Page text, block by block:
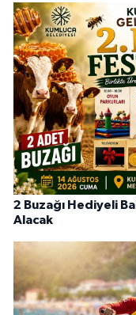
2 Buzağı Hediyeli
Alacak